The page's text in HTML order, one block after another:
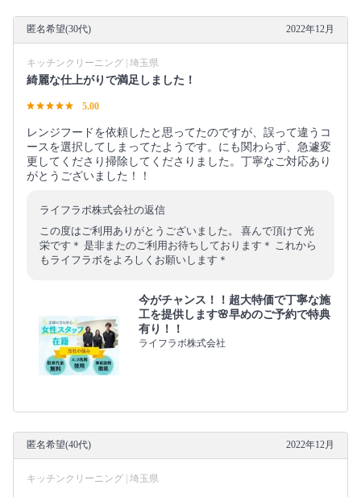
匿名希望(30代) 2022年12月
キッチンクリーニング | 埼玉県
綺麗な仕上がりで満足しました！
5.00
レンジフードを依頼したと思ってたのですが、誤って違うコ
ースを選択してしまってたようです。にも関わらず、急遽変
更してくださり掃除してくださりました。丁寧なご対応あり
がとうございました！！
ライフラボ株式会社の返信
この度はご利用ありがとうございました。 喜んで頂けて光
栄です＊ 是非またのご利用お待ちしております＊ これから
もライフラボをよろしくお願いします＊
今がチャンス！！超大特価で丁寧な施
工を提供します🌸早めのご予約で特典
有り！！
ライフラボ株式会社
匿名希望(40代) 2022年12月
キッチンクリーニング | 埼玉県